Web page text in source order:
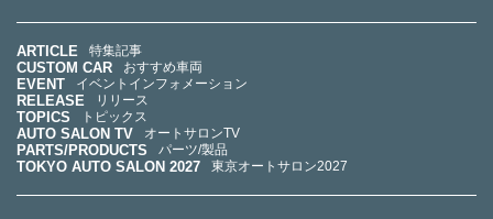
ARTICLE 特集記事
CUSTOM CAR おすすめ車両
EVENT イベントインフォメーション
RELEASE リリース
TOPICS トピックス
AUTO SALON TV オートサロンTV
PARTS/PRODUCTS パーツ/製品
TOKYO AUTO SALON 2027 東京オートサロン2027